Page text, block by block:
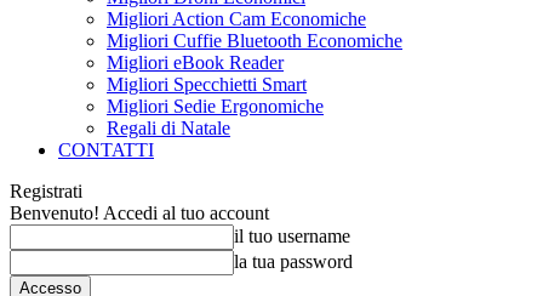
Migliori Action Cam Economiche
Migliori Cuffie Bluetooth Economiche
Migliori eBook Reader
Migliori Specchietti Smart
Migliori Sedie Ergonomiche
Regali di Natale
CONTATTI
Registrati
Benvenuto! Accedi al tuo account
il tuo username
la tua password